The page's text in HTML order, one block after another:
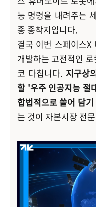
능 명령을 내려주는
종 종착지입니다.
결국 이번 스페이스X
개발하는 고전적인
코 다칩니다. 지구상
할 '우주 인공지능 절
합법적으로 쓸어 담
는 것이 자본시장 전